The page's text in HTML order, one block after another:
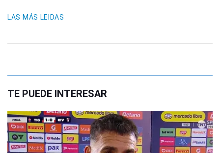
LAS MÁS LEIDAS
TE PUEDE INTERESAR